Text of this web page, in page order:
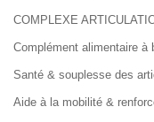
COMPLEXE
Complément alimentaire à
Santé & souplesse des
Aide à la mobilité &